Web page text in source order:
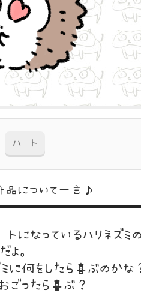
ハート
品に ついて一言♪
トになっているハリネズミ
よ。
ミに何をしたら喜ぶのかな
ごったら喜ぶ？